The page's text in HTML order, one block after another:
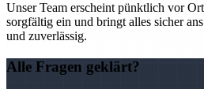
Unser Team erscheint pünktlich vor
sorgfältig ein und bringt alles sicher
und zuverlässig.
Alle Fragen geklärt?